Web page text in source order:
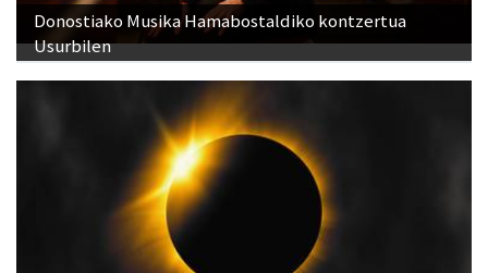
Donostiako Musika Hamabostaldiko kontzertua
Usurbilen